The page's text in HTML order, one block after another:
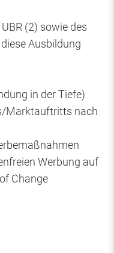
(2) sowie des
Ausbildung
in der Tiefe)
Marktauftritts nach
Werbung auf
Change